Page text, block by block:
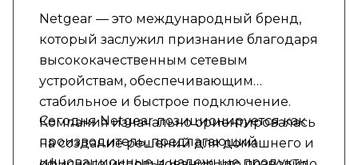
Netgear — это международный бренд,
который заслужил признание благодаря
высококачественным сетевым
устройствам, обеспечивающим
стабильное и быстрое подключение.
Компания изначально ориентировалась
на создание решений для домашнего и
Сегодня Netgear позиционируется как
производитель, предлагающий